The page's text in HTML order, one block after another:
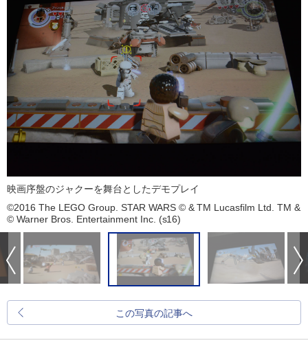
映画序盤のジャクーを舞台としたデモプレイ
©2016 The LEGO Group. STAR WARS © & TM Lucasfilm Ltd. TM &
© Warner Bros. Entertainment Inc. (s16)
この写真の記事へ